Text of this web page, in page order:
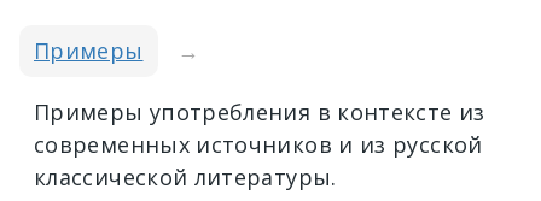
Примеры →
Примеры употребления в контексте из
современных источников и из русской
классической литературы.